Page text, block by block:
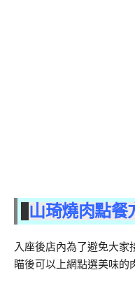
山琦燒肉點餐
入座後店內為了避免大家
瞄後可以上網點選美味的